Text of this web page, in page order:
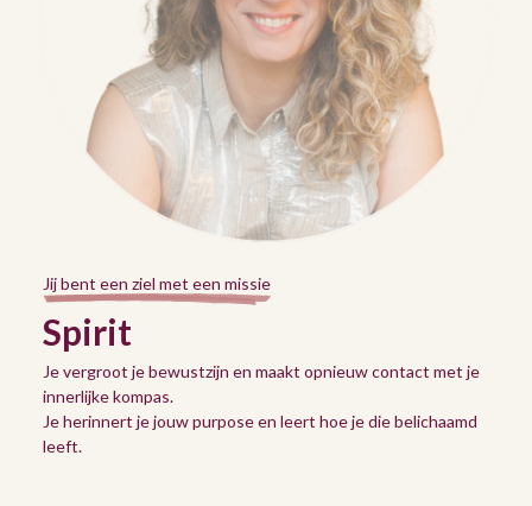
Jij bent een ziel met een missie
Spirit
Je vergroot je bewustzijn en maakt opnieuw contact met je
innerlijke kompas.
Je herinnert je jouw purpose en leert hoe je die belichaamd
leeft.